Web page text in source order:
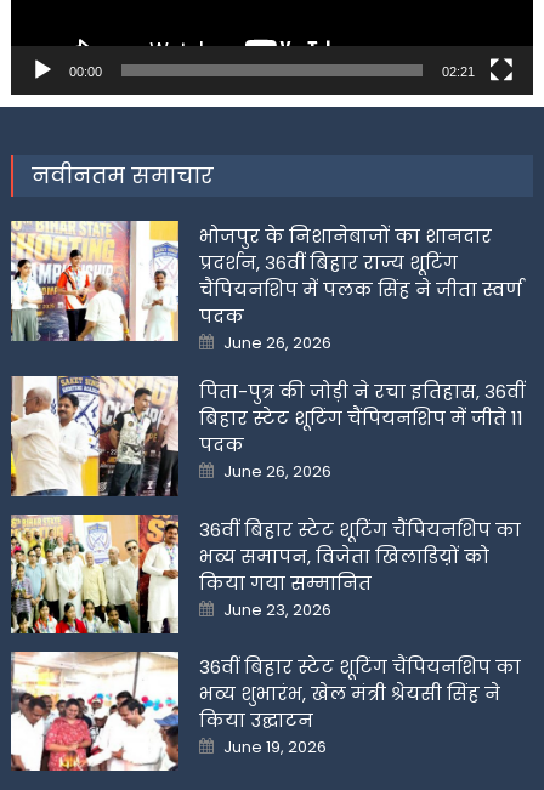
00:00 02:21
नवीनतम समाचार
भोजपुर के निशानेबाजों का शानदार
प्रदर्शन, 36वीं बिहार राज्य शूटिंग
चैंपियनशिप में पलक सिंह ने जीता स्वर्ण
पदक
Posted
on
June 26, 2026
पिता-पुत्र की जोड़ी ने रचा इतिहास, 36वीं
बिहार स्टेट शूटिंग चैंपियनशिप में जीते 11
पदक
Posted
on
June 26, 2026
36वीं बिहार स्टेट शूटिंग चैंपियनशिप का
भव्य समापन, विजेता खिलाडिय़ों को
किया गया सम्मानित
Posted
on
June 23, 2026
36वीं बिहार स्टेट शूटिंग चैंपियनशिप का
भव्य शुभारंभ, खेल मंत्री श्रेयसी सिंह ने
किया उद्घाटन
Posted
on
June 19, 2026